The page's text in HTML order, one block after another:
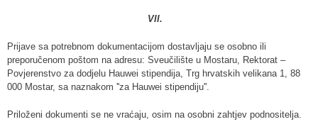
VII.
Prijave sa potrebnom dokumentacijom dostavljaju se osobno ili
preporučenom poštom na adresu: Sveučilište u Mostaru, Rektorat –
Povjerenstvo za dodjelu Hauwei stipendija, Trg hrvatskih velikana 1, 88
000 Mostar, sa naznakom ''za Hauwei stipendiju''.
Priloženi dokumenti se ne vraćaju, osim na osobni zahtjev podnositelja.